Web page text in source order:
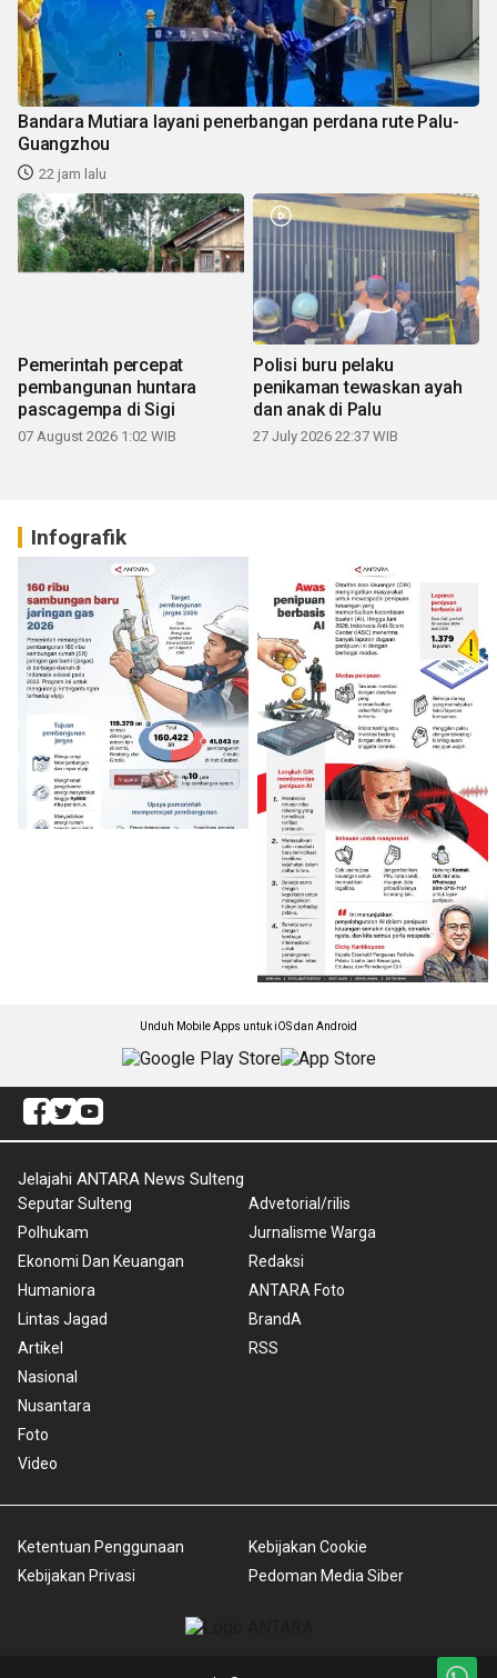
Bandara Mutiara layani penerbangan perdana rute Palu-
Guangzhou
22 jam lalu
Pemerintah percepat
pembangunan huntara
pascagempa di Sigi
07 August 2026 1:02 WIB
Polisi buru pelaku
penikaman tewaskan ayah
dan anak di Palu
27 July 2026 22:37 WIB
Infografik
Unduh Mobile Apps untuk iOS dan Android
Jelajahi ANTARA News Sulteng
Seputar Sulteng
Polhukam
Ekonomi Dan Keuangan
Humaniora
Lintas Jagad
Artikel
Nasional
Nusantara
Foto
Video
Advetorial/rilis
Jurnalisme Warga
Redaksi
ANTARA Foto
BrandA
RSS
Ketentuan Penggunaan
Kebijakan Privasi
Kebijakan Cookie
Pedoman Media Siber